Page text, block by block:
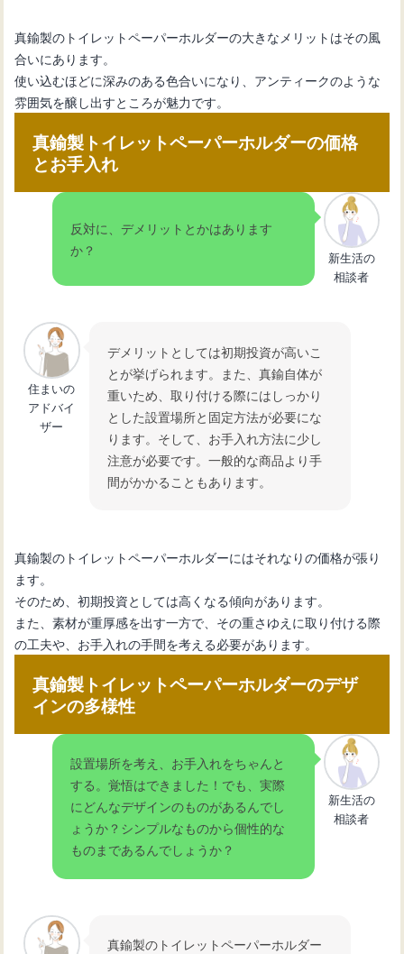
真鍮製のトイレットペーパーホルダーの大きなメリットはその風
合いにあります。
使い込むほどに深みのある色合いになり、アンティークのような
雰囲気を醸し出すところが魅力です。
真鍮製トイレットペーパーホルダーの価格
とお手入れ
反対に、デメリットとかはあります
か？
新生活の
相談者
住まいの
アドバイ
ザー
デメリットとしては初期投資が高いこ
とが挙げられます。また、真鍮自体が
重いため、取り付ける際にはしっかり
とした設置場所と固定方法が必要にな
ります。そして、お手入れ方法に少し
注意が必要です。一般的な商品より手
間がかかることもあります。
真鍮製のトイレットペーパーホルダーにはそれなりの価格が張り
ます。
そのため、初期投資としては高くなる傾向があります。
また、素材が重厚感を出す一方で、その重さゆえに取り付ける際
の工夫や、お手入れの手間を考える必要があります。
真鍮製トイレットペーパーホルダーのデザ
インの多様性
設置場所を考え、お手入れをちゃんと
する。覚悟はできました！でも、実際
にどんなデザインのものがあるんでし
ょうか？シンプルなものから個性的な
ものまであるんでしょうか？
新生活の
相談者
真鍮製のトイレットペーパーホルダー